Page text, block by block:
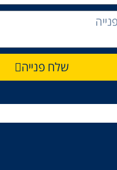
שלח פנייה